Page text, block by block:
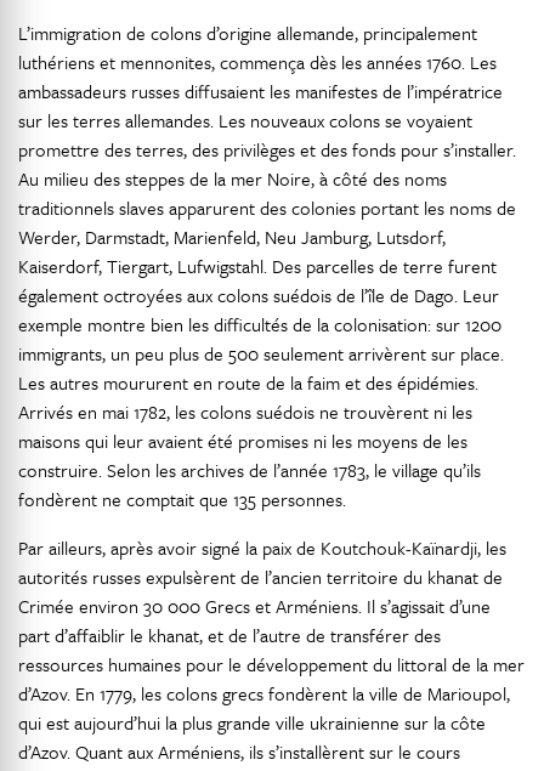
L’immigration de colons d’origine allemande, principalement
luthériens et mennonites, commença dès les années 1760. Les
ambassadeurs russes diffusaient les manifestes de l’impératrice
sur les terres allemandes. Les nouveaux colons se voyaient
promettre des terres, des privilèges et des fonds pour s’installer.
Au milieu des steppes de la mer Noire, à côté des noms
traditionnels slaves apparurent des colonies portant les noms de
Werder, Darmstadt, Marienfeld, Neu Jamburg, Lutsdorf,
Kaiserdorf, Tiergart, Lufwigstahl. Des parcelles de terre furent
également octroyées aux colons suédois de l’île de Dago. Leur
exemple montre bien les difficultés de la colonisation: sur 1200
immigrants, un peu plus de 500 seulement arrivèrent sur place.
Les autres moururent en route de la faim et des épidémies.
Arrivés en mai 1782, les colons suédois ne trouvèrent ni les
maisons qui leur avaient été promises ni les moyens de les
construire. Selon les archives de l’année 1783, le village qu’ils
fondèrent ne comptait que 135 personnes.
Par ailleurs, après avoir signé la paix de Koutchouk-Kaïnardji, les
autorités russes expulsèrent de l’ancien territoire du khanat de
Crimée environ 30 000 Grecs et Arméniens. Il s’agissait d’une
part d’affaiblir le khanat, et de l’autre de transférer des
ressources humaines pour le développement du littoral de la mer
d’Azov. En 1779, les colons grecs fondèrent la ville de Marioupol,
qui est aujourd’hui la plus grande ville ukrainienne sur la côte
d’Azov. Quant aux Arméniens, ils s’installèrent sur le cours